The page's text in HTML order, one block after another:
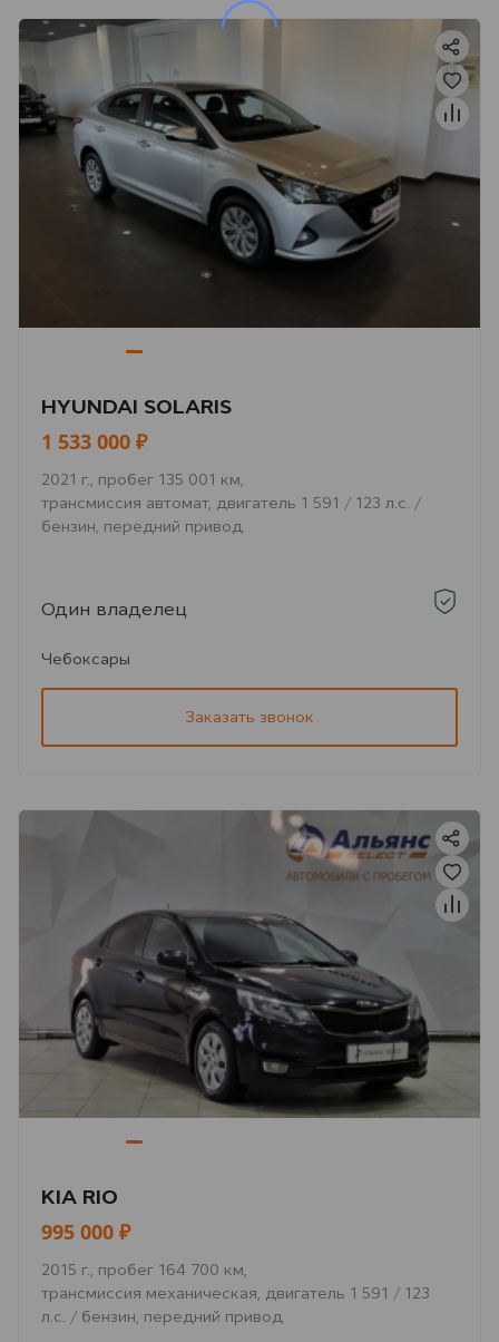
HYUNDAI SOLARIS
1 533 000 ₽
2021 г., пробег 135 001 км,
трансмиссия автомат, двигатель 1 591 / 123 л.с. /
бензин, передний привод
Один владелец
Чебоксары
Заказать звонок
KIA RIO
995 000 ₽
2015 г., пробег 164 700 км,
трансмиссия механическая, двигатель 1 591 / 123
л.с. / бензин, передний привод